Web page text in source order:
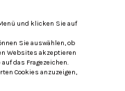
und klicken Sie auf
Sie auswählen, ob
Websites akzeptieren
das Fragezeichen.
Cookies anzuzeigen,